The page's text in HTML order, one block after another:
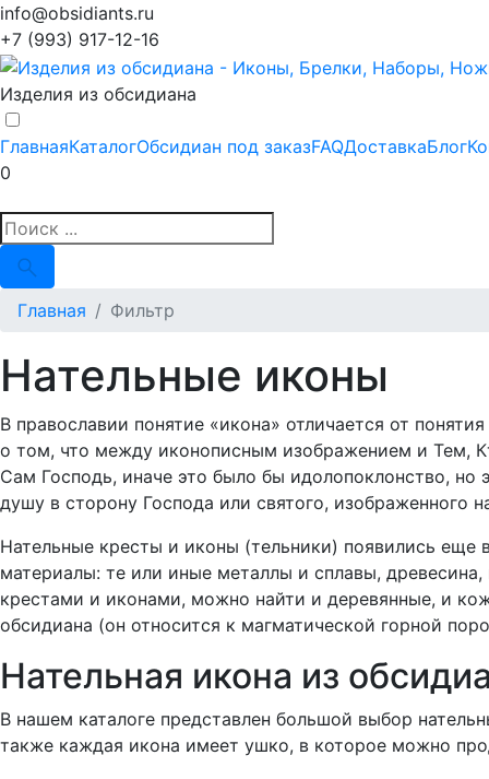
info@obsidiants.ru
+7 (993) 917-12-16
Изделия из обсидиана
ГлавнаяКаталогОбсидиан под заказFAQДоставкаБлог
0
Главная Фильтр
Нательные иконы
В православии понятие «икона» отличается от
о том, что между иконописным изображением и Тем,
Сам Господь, иначе это было бы идолопоклонство,
душу в сторону Господа или святого, изображенного
Нательные кресты и иконы (тельники) появились еще
материалы: те или иные металлы и сплавы,
крестами и иконами, можно найти и деревянные, и
обсидиана (он относится к магматической горной
Нательная икона из
В нашем каталоге представлен большой выбор
также каждая икона имеет ушко, в которое можно